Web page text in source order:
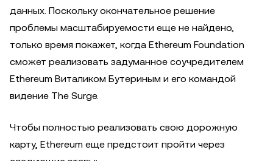
данных. Поскольку окончательное решение
проблемы масштабируемости еще не найдено,
только время покажет, когда Ethereum Foundation
сможет реализовать задуманное соучредителем
Ethereum Виталиком Бутериным и его командой
видение The Surge.
Чтобы полностью реализовать свою дорожную
карту, Ethereum еще предстоит пройти через